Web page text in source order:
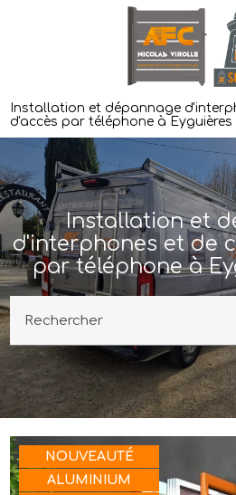
Installation et dépannage
d'accès par téléphone à Eyguières
Installation et
d'interphones et de
par téléphone à
Rechercher
NOUVEAUTÉ
ALUMINIUM
Panneau de gestion des cookies